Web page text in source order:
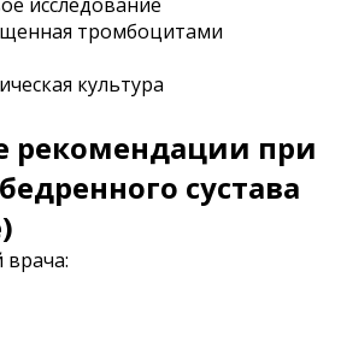
тромбоцитами
культура
рекомендации при
сустава